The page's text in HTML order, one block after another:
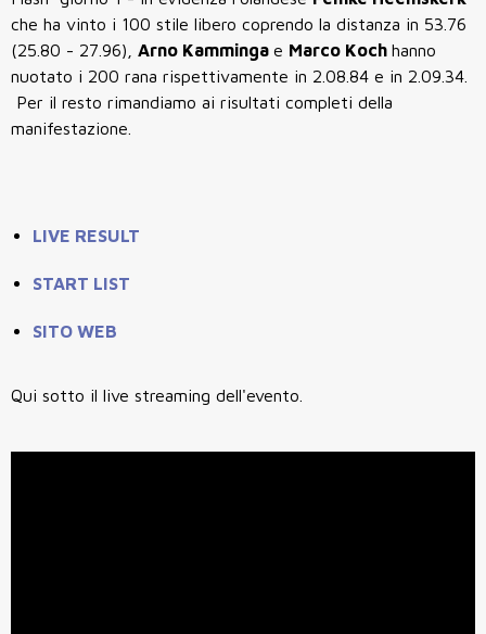
che ha vinto i 100 stile libero coprendo la distanza in 53.76
(25.80 - 27.96), Arno Kamminga e Marco Koch hanno
nuotato i 200 rana rispettivamente in 2.08.84 e in 2.09.34.
Per il resto rimandiamo ai risultati completi della
manifestazione.
LIVE RESULT
START LIST
SITO WEB
Qui sotto il live streaming dell'evento.